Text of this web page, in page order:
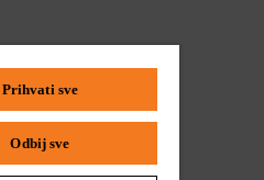
Prihvati sve
Odbij sve